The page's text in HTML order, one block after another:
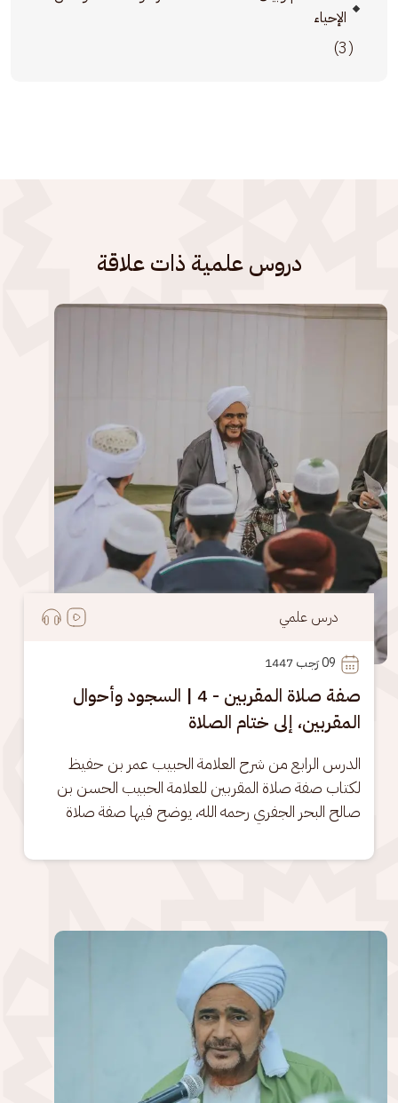
الإحياء
(3)
دروس علمية ذات علاقة
الصورة
درس علمي
09 رَجب 1447
صفة صلاة المقربين - 4 | السجود وأحوال
المقربين، إلى ختام الصلاة
الدرس الرابع من شرح العلامة الحبيب عمر بن حفيظ
لكتاب صفة صلاة المقربين للعلامة الحبيب الحسن بن
صالح البحر الجفري رحمه الله، يوضح فيها صفة صلاة
الصورة